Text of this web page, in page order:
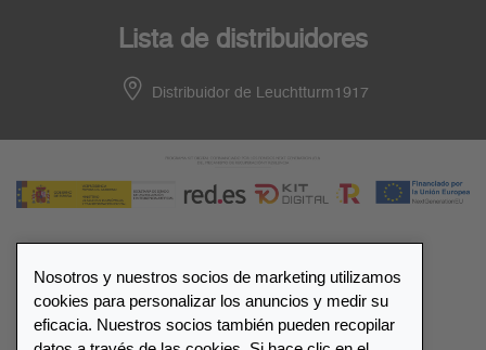
Lista de distribuidores
Distribuidor de Leuchtturm1917
Nosotros y nuestros socios de marketing utilizamos
cookies para personalizar los anuncios y medir su
eficacia. Nuestros socios también pueden recopilar
© 2026 LEUCHTTURM1917. All rights reserved.
Configuración de cookies Privacidad y Cookies